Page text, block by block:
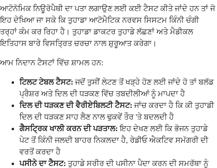
ਆਟੋਨੋਮਿਕ ਨਿਊਰੋਪੈਥੀ ਦਾ ਪਤਾ ਲਗਾਉਣ ਲਈ ਕਈ ਟੈਸਟ ਕੀਤੇ ਜਾਂਦੇ ਹਨ ਤਾਂ ਜੋ
ਇਹ ਦੇਖਿਆ ਜਾ ਸਕੇ ਕਿ ਤੁਹਾਡਾ ਆਟੋਮੈਟਿਕ ਨਰਵਸ ਸਿਸਟਮ ਕਿੰਨੀ ਚੰਗੀ
ਤਰ੍ਹਾਂ ਕੰਮ ਕਰ ਰਿਹਾ ਹੈ। ਤੁਹਾਡਾ ਡਾਕਟਰ ਤੁਹਾਡੇ ਲੱਛਣਾਂ ਅਤੇ ਮੈਡੀਕਲ
ਇਤਿਹਾਸ ਬਾਰੇ ਵਿਸਤ੍ਰਿਤ ਚਰਚਾ ਨਾਲ ਸ਼ੁਰੂਆਤ ਕਰੇਗਾ।
ਆਮ ਨਿਦਾਨ ਟੈਸਟਾਂ ਵਿੱਚ ਸ਼ਾਮਲ ਹਨ:
ਟਿਲਟ ਟੇਬਲ ਟੈਸਟ: ਜਦੋਂ ਤੁਸੀਂ ਲੇਟਣ ਤੋਂ ਖੜ੍ਹੇ ਹੋਣ ਲਈ ਜਾਂਦੇ ਹੋ ਤਾਂ ਬਲੱਡ
ਪ੍ਰੈਸ਼ਰ ਅਤੇ ਦਿਲ ਦੀ ਧੜਕਣ ਵਿੱਚ ਤਬਦੀਲੀਆਂ ਨੂੰ ਮਾਪਦਾ ਹੈ
ਦਿਲ ਦੀ ਧੜਕਣ ਦੀ ਵੈਰੀਏਬਿਲਟੀ ਟੈਸਟ: ਜਾਂਚ ਕਰਦਾ ਹੈ ਕਿ ਕੀ ਤੁਹਾਡੀ
ਦਿਲ ਦੀ ਧੜਕਣ ਸਾਹ ਲੈਣ ਨਾਲ ਢੁਕਵੇਂ ਤੌਰ 'ਤੇ ਬਦਲਦੀ ਹੈ
ਗੈਸਟ੍ਰਿਕ ਖਾਲੀ ਕਰਨ ਦੀ ਪੜਤਾਲ: ਇਹ ਦੇਖਣ ਲਈ ਕਿ ਭੋਜਨ ਤੁਹਾਡੇ
ਪੇਟ ਤੋਂ ਕਿੰਨੀ ਜਲਦੀ ਬਾਹਰ ਨਿਕਲਦਾ ਹੈ, ਰੇਡੀਓ ਐਕਟਿਵ ਸਮੱਗਰੀ ਦੀ
ਵਰਤੋਂ ਕਰਦਾ ਹੈ
ਪਸੀਨੇ ਦਾ ਟੈਸਟ: ਤੁਹਾਡੇ ਸਰੀਰ ਦੀ ਪਸੀਨਾ ਪੈਦਾ ਕਰਨ ਦੀ ਸਮਰੱਥਾ ਨੂੰ